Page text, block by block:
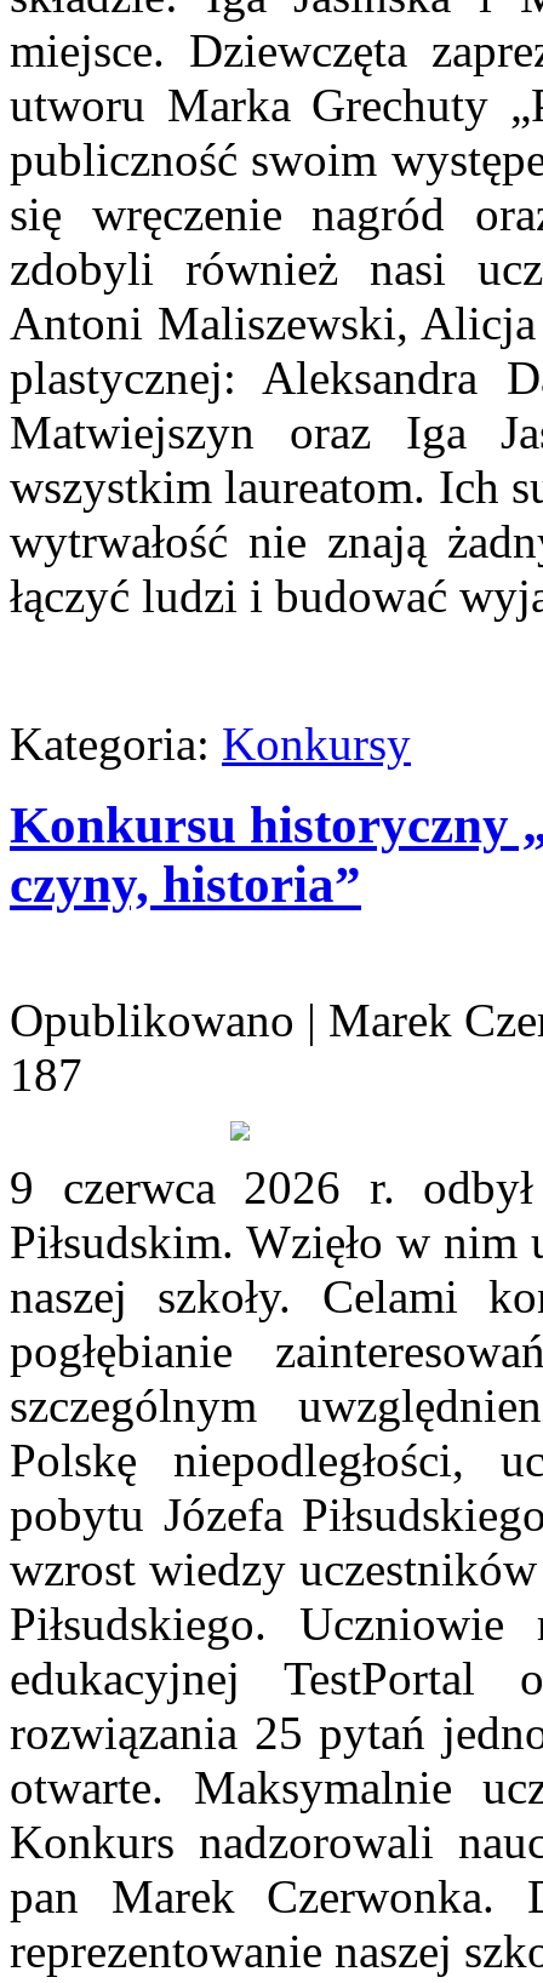
miejsce. Dziewczęta
utworu Marka Grechuty
publiczność swoim
się wręczenie nagród
zdobyli również nasi
Antoni Maliszewski, Alicja
plastycznej: Aleksandra
Matwiejszyn oraz Iga
wszystkim laureatom. Ich
wytrwałość nie znają
łączyć ludzi i budować
Kategoria: Konkursy
Konkursu historyczny
czyny, historia”
Opublikowano | Marek
187
9 czerwca 2026 r.
Piłsudskim. Wzięło w
naszej szkoły. Celami
pogłębianie
szczególnym
Polskę niepodległości,
pobytu Józefa
wzrost wiedzy
Piłsudskiego.
edukacyjnej
rozwiązania 25 pytań
otwarte. Maksymalnie
Konkurs nadzorowali
pan Marek Czerwonka.
reprezentowanie naszej